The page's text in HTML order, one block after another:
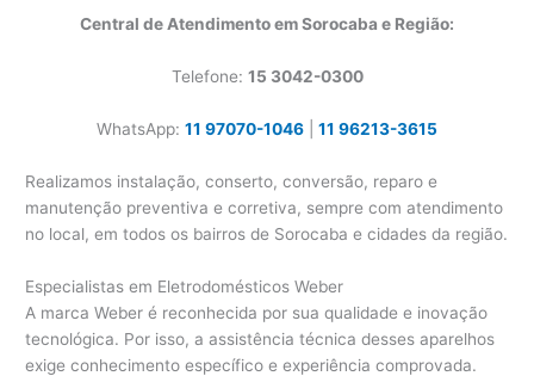
Central de Atendimento em Sorocaba e Região:
Telefone: 15 3042-0300
WhatsApp: 11 97070-1046 11 96213-3615
Realizamos instalação, conserto, conversão, reparo e
manutenção preventiva e corretiva, sempre com atendimento
no local, em todos os bairros de Sorocaba e cidades da região.
Especialistas em Eletrodomésticos Weber
A marca Weber é reconhecida por sua qualidade e inovação
tecnológica. Por isso, a assistência técnica desses aparelhos
exige conhecimento específico e experiência comprovada.